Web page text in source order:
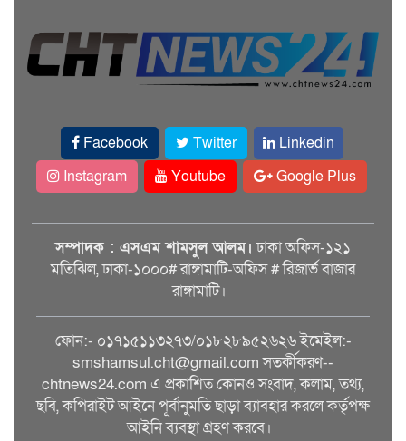
Facebook Twitter
Linkedin
Instagram
Youtube Google Plus
সম্পাদক : এসএম শামসুল আলম। ঢাকা অফিস-১২১
মতিঝিল, ঢাকা-১০০০# রাঙ্গামাটি-অফিস # রিজার্ভ বাজার
রাঙ্গামাটি।
ফোন:- ০১৭১৫১১৩২৭৩/০১৮২৮৯৫২৬২৬ ইমেইল:-
smshamsul.cht@gmail.com সতর্কীকরণ--
chtnews24.com এ প্রকাশিত কোনও সংবাদ, কলাম, তথ্য,
ছবি, কপিরাইট আইনে পূর্বানুমতি ছাড়া ব্যাবহার করলে কর্তৃপক্ষ
আইনি ব্যবস্থা গ্রহণ করবে।